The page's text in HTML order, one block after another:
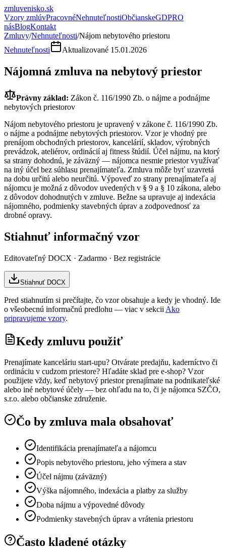
zmluvenisko.sk
Vzory zmlúvPracovnéNehnuteľnostiObčianskeGDPRO
násBlogKontakt
Zmluvy/Nehnuteľnosti/Nájom nebytového priestoru
Nehnuteľnosti
Aktualizované 15.01.2026
Nájomná zmluva na nebytový priestor
Právny základ: Zákon č. 116/1990 Zb. o nájme a podnájme
nebytových priestorov
Nájom nebytového priestoru je upravený v zákone č. 116/1990 Zb.
o nájme a podnájme nebytových priestorov. Vzor je vhodný pre
prenájom obchodných priestorov, kancelárií, skladov, výrobných
prevádzok, ateliérov, ordinácií aj fitness štúdií. Účel nájmu, na ktorý
sa strany dohodnú, je záväzný — nájomca nesmie priestor využívať
na iný účel bez súhlasu prenajímateľa. Zmluva môže byť uzavretá
na dobu určitú alebo neurčitú. Výpoveď zo strany prenajímateľa aj
nájomcu je možná z dôvodov uvedených v § 9 a § 10 zákona, alebo
z dôvodov dohodnutých v zmluve. Bežne sa upravuje aj indexácia
nájomného, podmienky stavebných úprav a zodpovednosť za
drobné opravy.
Stiahnuť informačný vzor
Editovateľný DOCX · Zadarmo · Bez registrácie
Stiahnuť DOCX
Pred stiahnutím si prečítajte, čo vzor obsahuje a kedy je vhodný. Ide
o všeobecnú informačnú predlohu — viac v sekcii Ako
pripravujeme vzory.
Kedy zmluvu použiť
Prenajímate kanceláriu start-upu? Otvárate predajňu, kaderníctvo či
ordináciu v cudzom priestore? Hľadáte sklad pre e-shop? Vzor
použijete vždy, keď nebytový priestor prenajímate na podnikateľské
alebo iné nebytové účely — bez ohľadu na to, či je nájomca SZČO,
s.r.o. alebo občianske združenie.
Čo by zmluva mala obsahovať
Identifikácia prenajímateľa a nájomcu
Popis nebytového priestoru, jeho výmera a stav
Účel nájmu (záväzný)
Výška nájomného, indexácia a platby za služby
Doba nájmu a výpovedné dôvody
Podmienky stavebných úprav a vrátenia priestoru
Často kladené otázky